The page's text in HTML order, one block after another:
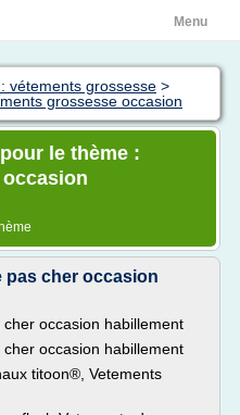
Menu
vétements grossesse >
grossesse occasion
le thème :
pas cher occasion
occasion habillement
occasion habillement
titoon®, Vetements